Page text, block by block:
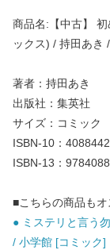
商品名:【中古】
ックス) / 持田あき
著者：持田あき
出版社：集英社
サイズ：コミック
ISBN-10：
ISBN-13：
■こちらの商品も
● ミステリと言う
/ 小学館 [コミック]